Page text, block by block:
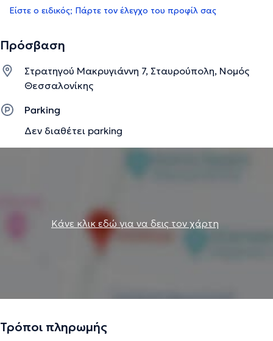
Είστε ο ειδικός; Πάρτε τον έλεγχο του προφίλ σας
Πρόσβαση
Στρατηγού Μακρυγιάννη 7, Σταυρούπολη, Νομός
Θεσσαλονίκης
Parking
Δεν διαθέτει parking
Κάνε κλικ εδώ για να δεις τον χάρτη
Τρόποι πληρωμής